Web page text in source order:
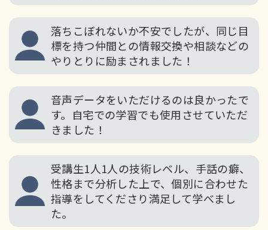
落ちこぼれないか不安でしたが、同じ目
標を持つ仲間との情報交換や相談などの
やりとりに励まされました！
音声データをいただけるのは良かったで
す。自宅での学習でも使用させていただ
きました！
受講生1人1人の技術レベル、手話の癖、
性格まで分析した上で、個別に合わせた
指導をしてくださり満足して学べまし
た。